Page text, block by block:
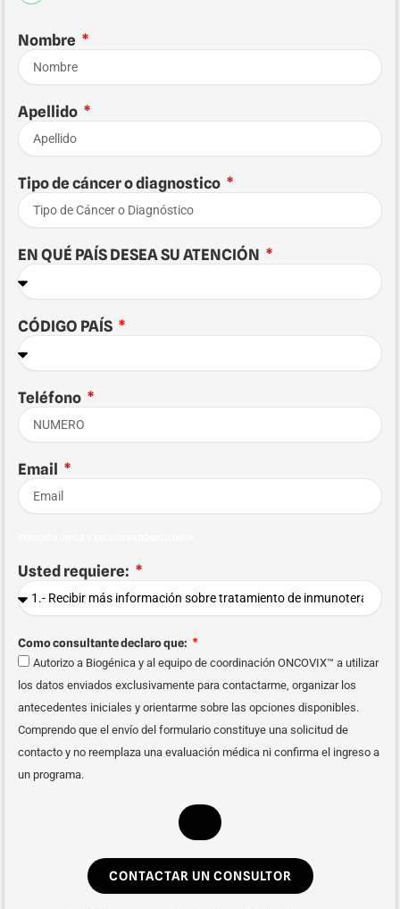
Nombre
Apellido
Tipo de cáncer o diagnostico
EN QUÉ PAÍS DESEA SU ATENCIÓN
CÓDIGO PAÍS
Teléfono
Email
Usted requiere:
Como consultante declaro que:
Autorizo a Biogénica y al equipo de coordinación ONCOVIX™ a utilizar
los datos enviados exclusivamente para contactarme, organizar los
antecedentes iniciales y orientarme sobre las opciones disponibles.
Comprendo que el envío del formulario constituye una solicitud de
contacto y no reemplaza una evaluación médica ni confirma el ingreso a
un programa.
CONTACTAR UN CONSULTOR